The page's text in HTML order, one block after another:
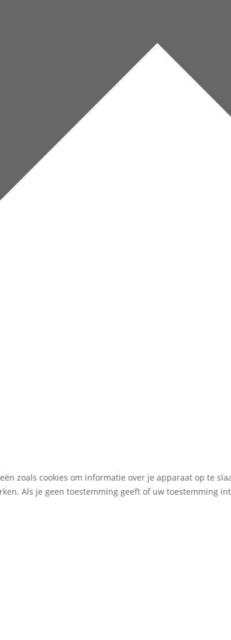
zoals cookies om informatie over je apparaat op te
Als je geen toestemming geeft of uw toestemming